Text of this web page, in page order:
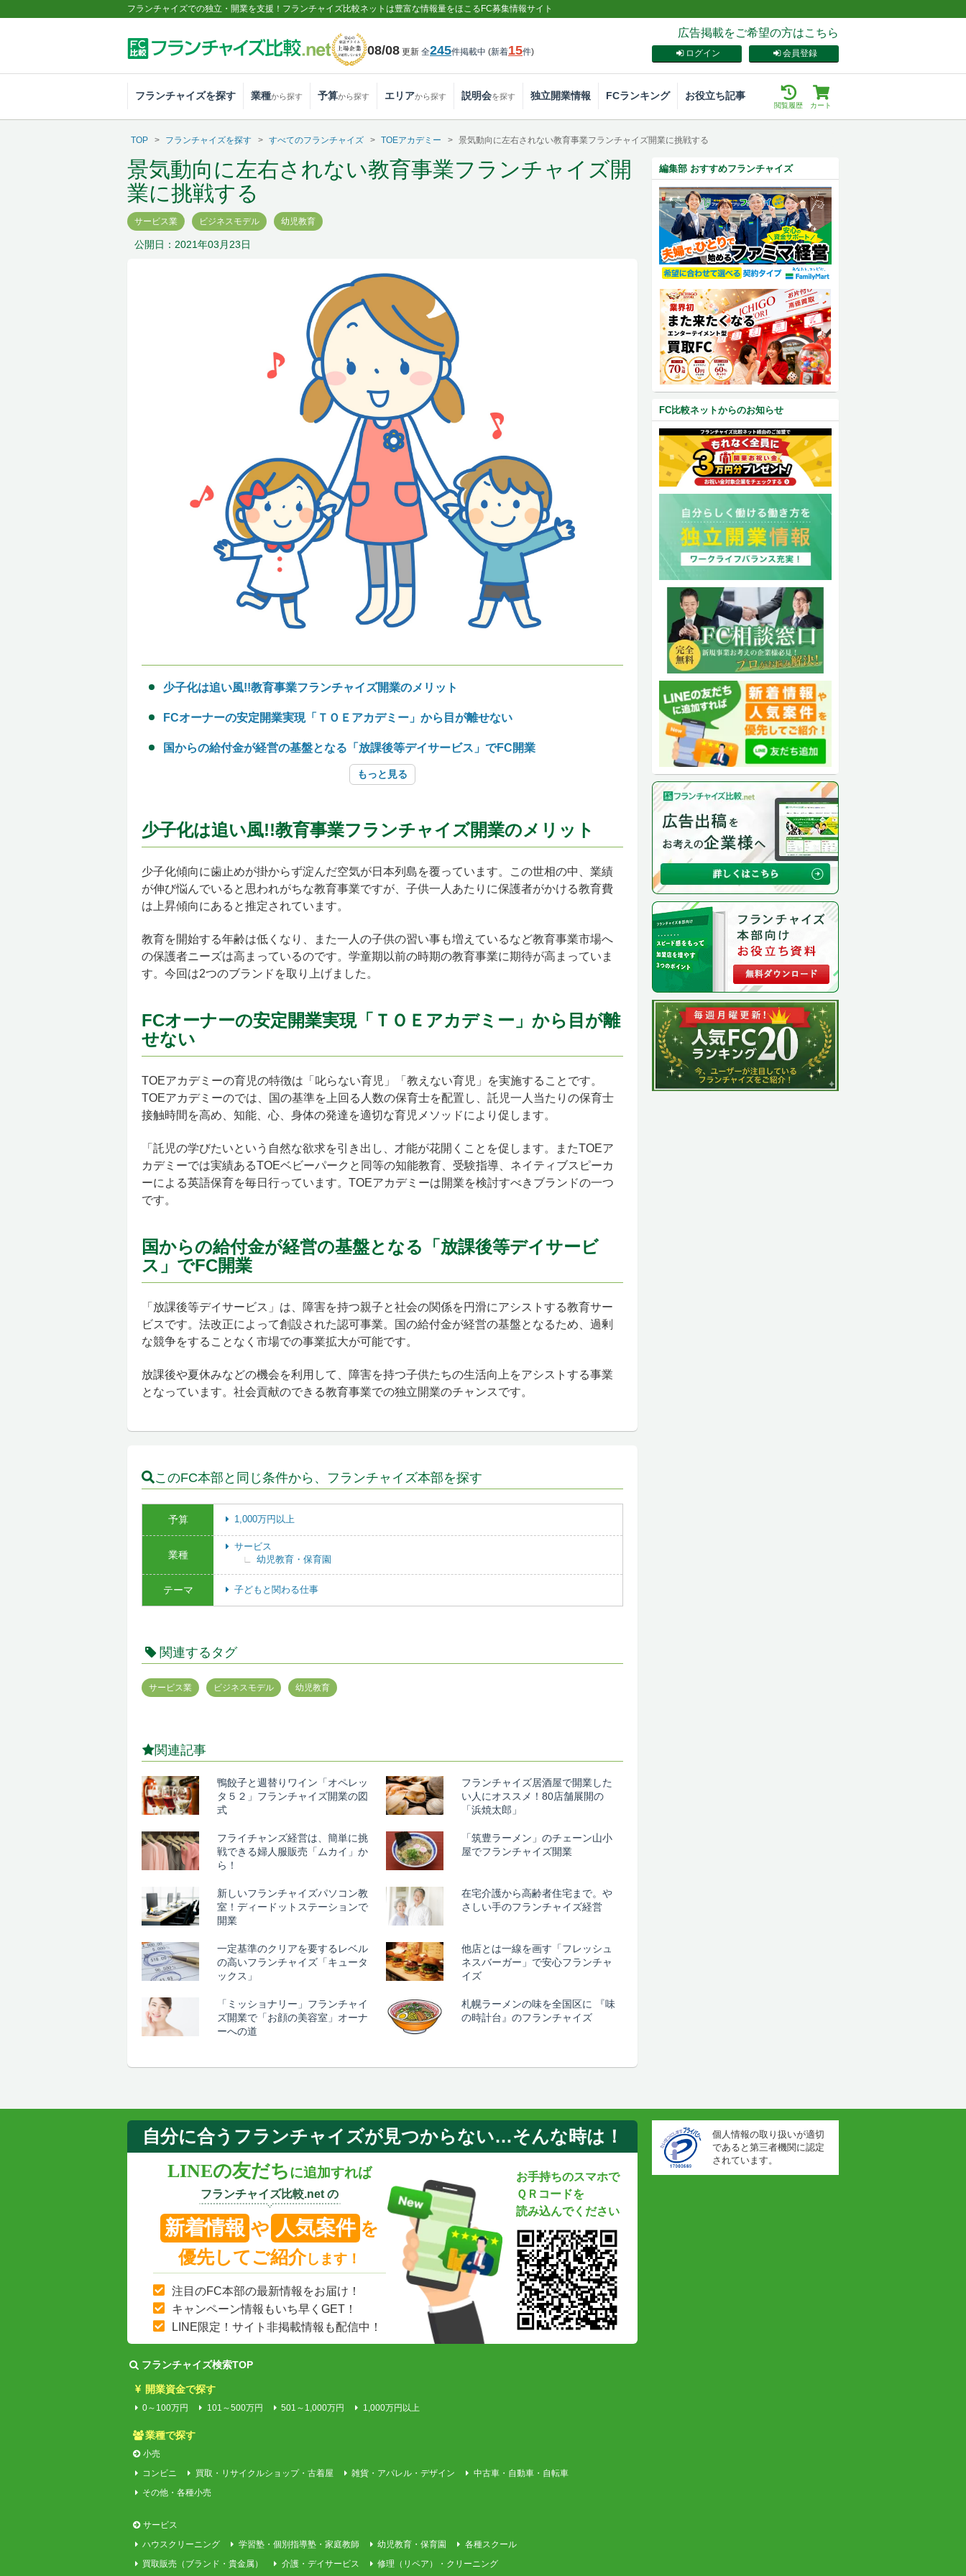
フランチャイズでの独立・開業を支援！フランチャイズ比較ネットは豊富な情報量をほこるFC募集情報サイト
08/08 更新 全245件掲載中 (新着15件)
広告掲載をご希望の方はこちら
会員登録
ログイン
フランチャイズを探す 業種から探す 予算から探す エリアから探す 説明会を探す 独立開業情報 FCランキング お役立ち記事
カート
閲覧履歴
TOP フランチャイズを探す すべてのフランチャイズ TOEアカデミー 景気動向に左右されない教育事業フランチャイズ開業に挑戦する
景気動向に左右されない教育事業フランチャイズ開
業に挑戦する
サービス業 ビジネスモデル 幼児教育
公開日：2021年03月23日
少子化は追い風!!教育事業フランチャイズ開業のメリット
FCオーナーの安定開業実現「ＴＯＥアカデミー」から目が離せない
国からの給付金が経営の基盤となる「放課後等デイサービス」でFC開業
もっと見る
少子化は追い風!!教育事業フランチャイズ開業のメリット
少子化傾向に歯止めが掛からず淀んだ空気が日本列島を覆っています。この世相の中、業績
が伸び悩んでいると思われがちな教育事業ですが、子供一人あたりに保護者がかける教育費
は上昇傾向にあると推定されています。
教育を開始する年齢は低くなり、また一人の子供の習い事も増えているなど教育事業市場へ
の保護者ニーズは高まっているのです。学童期以前の時期の教育事業に期待が高まっていま
す。今回は2つのブランドを取り上げました。
FCオーナーの安定開業実現「ＴＯＥアカデミー」から目が離
せない
TOEアカデミーの育児の特徴は「叱らない育児」「教えない育児」を実施することです。
TOEアカデミーのでは、国の基準を上回る人数の保育士を配置し、託児一人当たりの保育士
接触時間を高め、知能、心、身体の発達を適切な育児メソッドにより促します。
「託児の学びたいという自然な欲求を引き出し、才能が花開くことを促します。またTOEア
カデミーでは実績あるTOEベビーパークと同等の知能教育、受験指導、ネイティブスピーカ
ーによる英語保育を毎日行っています。TOEアカデミーは開業を検討すべきブランドの一つ
です。
国からの給付金が経営の基盤となる「放課後等デイサービ
ス」でFC開業
「放課後等デイサービス」は、障害を持つ親子と社会の関係を円滑にアシストする教育サー
ビスです。法改正によって創設された認可事業。国の給付金が経営の基盤となるため、過剰
な競争をすることなく市場での事業拡大が可能です。
放課後や夏休みなどの機会を利用して、障害を持つ子供たちの生活向上をアシストする事業
となっています。社会貢献のできる教育事業での独立開業のチャンスです。
このFC本部と同じ条件から、フランチャイズ本部を探す
予算 1,000万円以上
業種
サービス
幼児教育・保育園
テーマ 子どもと関わる仕事
関連するタグ
サービス業 ビジネスモデル 幼児教育
関連記事
鴨餃子と週替りワイン「オペレッ
タ５２」フランチャイズ開業の図
式
フランチャイズ居酒屋で開業した
い人にオススメ！80店舗展開の
「浜焼太郎」
フライチャンズ経営は、簡単に挑
戦できる婦人服販売「ムカイ」か
ら！
「筑豊ラーメン」のチェーン山小
屋でフランチャイズ開業
新しいフランチャイズパソコン教
室！ディードットステーションで
開業
在宅介護から高齢者住宅まで。や
さしい手のフランチャイズ経営
一定基準のクリアを要するレベル
の高いフランチャイズ「キュータ
ックス」
他店とは一線を画す「フレッシュ
ネスバーガー」で安心フランチャ
イズ
「ミッショナリー」フランチャイ
ズ開業で「お顔の美容室」オーナ
ーへの道
札幌ラーメンの味を全国区に 『味
の時計台』のフランチャイズ
編集部 おすすめフランチャイズ
FC比較ネットからのお知らせ
自分に合うフランチャイズが見つからない…そんな時は！
LINEの友だちに追加すれば
フランチャイズ比較.net の
新着情報 や 人気案件 を
優先してご紹介します！
注目のFC本部の最新情報をお届け！
キャンペーン情報もいち早くGET！
LINE限定！サイト非掲載情報も配信中！
お手持ちのスマホで
ＱＲコードを
読み込んでください
フランチャイズ検索TOP
開業資金で探す
0～100万円 101～500万円 501～1,000万円 1,000万円以上
業種で探す
小売
コンビニ
買取・リサイクルショップ・古着屋 雑貨・アパレル・デザイン
中古車・自動車・自転車
その他・各種小売
サービス
ハウスクリーニング
学習塾・個別指導塾・家庭教師 幼児教育・保育園
各種スクール
買取販売（ブランド・貴金属）
介護・デイサービス 修理（リペア）・クリーニング
個人情報の取り扱いが適切
であると第三者機関に認定
されています。